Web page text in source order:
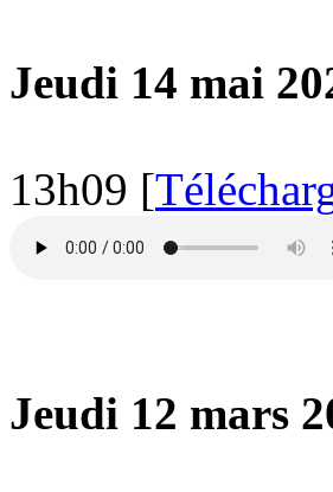
Jeudi 14 mai
13h09 [
Jeudi 12 mars